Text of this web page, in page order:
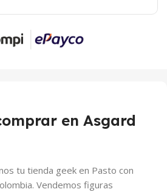
en Asgard
tu tienda geek en Pasto con
Vendemos figuras